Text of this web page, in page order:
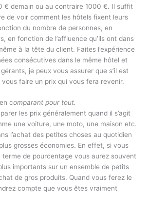
€ demain ou au contraire 1000 €. Il suffit
de voir comment les hôtels fixent leurs
du nombre de personnes, en
en fonction de l’affluence qu’ils ont dans
à la tête du client. Faites l’expérience
consécutives dans le même hôtel et
je peux vous assurer que s’il est
faire un prix qui vous fera revenir.
comparant pour tout.
les prix généralement quand il s’agit
une voiture, une moto, une maison etc.
l’achat des petites choses au quotidien
grosses économies. En effet, si vous
terme de pourcentage vous aurez souvent
importants sur un ensemble de petits
de gros produits. Quand vous ferez le
compte que vous êtes vraiment